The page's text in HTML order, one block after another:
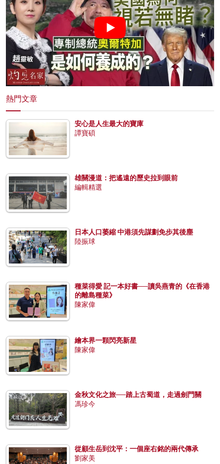
熱門文章
安心是人生最大的寶庫
譚寶碩
雄關漫道：把遙遠的歷史拉到眼前
編輯精選
日本人口萎縮 中港須先謀劃免步其後塵
陸振球
種菜得愛 記一本好書──讀吳燕青的《在香港
的離島種菜》
陳家偉
繪本界一顆閃亮新星
陳家偉
金秋文化之旅──踏上古蜀道，走過劍門關
馮珍今
從顧生岳到沈平：一個座右銘的兩代傳承
劉家美